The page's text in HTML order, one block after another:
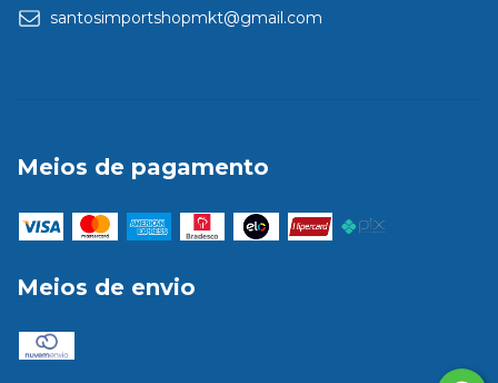
santosimportshopmkt@gmail.com
Meios de pagamento
Meios de envio